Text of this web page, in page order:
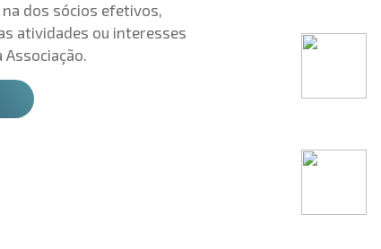
dos sócios efetivos,
atividades ou interesses
Associação.